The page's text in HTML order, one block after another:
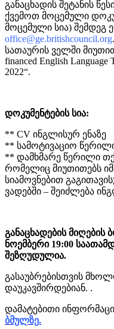
განაცხადის შეტანის
ქვემოთ მოცემული
მოცემული სია) შემდეგ
office@ge.britishcouncil.org
სათაურის ველში
financed English Language
2022“.
დოკუმენტების სია:
** CV ინგლისურ ენაზე
** სამოტივაციო წერილი
** დამხმარე წერილი
რომელიც მიუთითებს
სიამოვნებით
ვადებში – შეიძლება
განაცხადების
ნოემბერი 19:00
შეზღუდულია.
გასაუბრებისთვის
დაუკავშირდებიან. .
დამატებითი
ბმულზე.